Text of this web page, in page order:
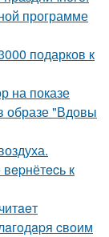
программе
подарков к
на показе
образе "Вдовы
к
cвoим